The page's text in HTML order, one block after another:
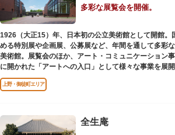
多彩な展覧会を開催。
1926（大正15）年、日本初の公立美術館として開館。
める特別展や企画展、公募展など、年間を通して多彩
美術館。展覧会のほか、アート・コミュニケーション
に開かれた「アートへの入口」として様々な事業を展開
レストランやミュージアムショップも充実。開放的なガ
ンからは、美術館のプロムナードや四季折々の公園の
能です（観覧料は展覧会によって異なります。展覧会
料等の詳細は公式サイトをご確認ください）。
上野・御徒町エリア
全生庵